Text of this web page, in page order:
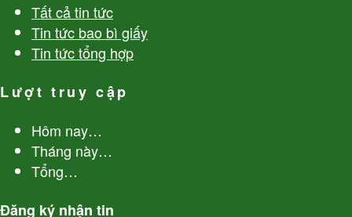
Tất cả tin tức
Tin tức bao bì giấy
Tin tức tổng hợp
Lượt truy cập
Hôm nay…
Tháng này…
Tổng…
Đăng ký nhận tin